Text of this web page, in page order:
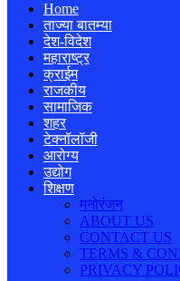
Home
ताज्या बातम्या
देश-विदेश
महाराष्ट्र
क्राईम
राजकीय
सामाजिक
शहर
टेक्नॉलॉजी
आरोग्य
उद्योग
शिक्षण
मनोरंजन
ABOUT US
CONTACT US
TERMS &
PRIVACY